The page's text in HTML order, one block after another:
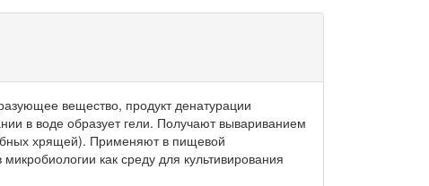
вещество, продукт денатурации
в воде образует гели. Получают вывариванием
хрящей). Применяют в пищевой
как среду для культивирования